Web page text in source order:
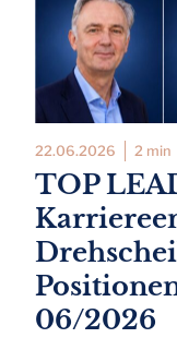
22.06.2026 2 min
TOP
06/2026